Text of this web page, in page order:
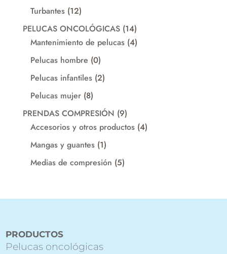
productos
Turbantes 1212
productos
PELUCAS ONCOLÓGICAS 1414
productos
Mantenimiento de pelucas 44
Pelucas hombre 00
productos
Pelucas infantiles 22
Pelucas mujer 88
productos
PRENDAS COMPRESIÓN 99
productos
Accesorios y otros productos 44
Mangas y guantes 11
producto
Medias de compresión 55
PRODUCTOS
Pelucas oncológicas